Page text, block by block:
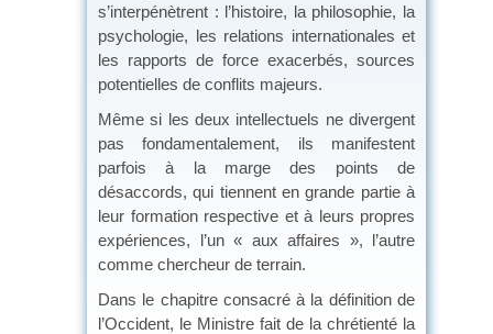
s’interpénètrent : l’histoire, la philosophie, la
psychologie, les relations internationales et
les rapports de force exacerbés, sources
potentielles de conflits majeurs.
Même si les deux intellectuels ne divergent
pas fondamentalement, ils manifestent
parfois à la marge des points de
désaccords, qui tiennent en grande partie à
leur formation respective et à leurs propres
expériences, l’un « aux affaires », l’autre
comme chercheur de terrain.
Dans le chapitre consacré à la définition de
l’Occident, le Ministre fait de la chrétienté la